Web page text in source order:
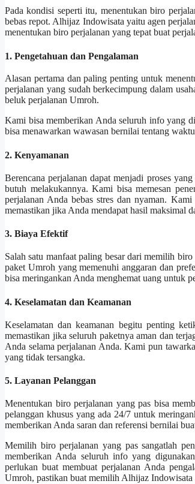
Pada kondisi seperti itu, menentukan biro
bebas repot. Alhijaz Indowisata yaitu agen
menentukan biro perjalanan yang tepat buat
1. Pengetahuan dan Pengalaman
Alasan pertama dan paling penting untuk
perjalanan yang sudah berkecimpung dalam
beluk perjalanan Umroh.
Kami bisa memberikan Anda seluruh info yang
bisa menawarkan wawasan bernilai tentang
2. Kenyamanan
Berencana perjalanan dapat menjadi proses
butuh melakukannya. Kami bisa memesan
perjalanan Anda bebas stres dan nyaman.
memastikan jika Anda mendapat hasil maksimal
3. Biaya Efektif
Salah satu manfaat paling besar dari memilih
paket Umroh yang memenuhi anggaran dan
bisa meringankan Anda menghemat uang untuk
4. Keselamatan dan Keamanan
Keselamatan dan keamanan begitu penting
memastikan jika seluruh paketnya aman dan
Anda selama perjalanan Anda. Kami pun
yang tidak tersangka.
5. Layanan Pelanggan
Menentukan biro perjalanan yang pas bisa
pelanggan khusus yang ada 24/7 untuk
memberikan Anda saran dan referensi bernilai
Memilih biro perjalanan yang pas sangatlah
memberikan Anda seluruh info yang
perlukan buat membuat perjalanan Anda
Umroh, pastikan buat memilih Alhijaz Indowisata